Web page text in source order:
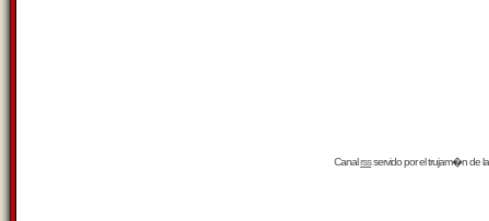
Canalrssservido por eltrujam�nde